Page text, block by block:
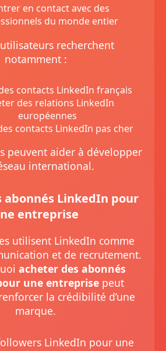
en contact avec des
du monde entier
recherchent
notamment :
contacts LinkedIn français
des relations LinkedIn
européennes
contacts LinkedIn pas cher
peuvent aider à développer
international.
abonnés LinkedIn pour
entreprise
utilisent LinkedIn comme
et de recrutement.
acheter des abonnés
une entreprisepeut
la crédibilité d’une
marque.
LinkedIn pour une